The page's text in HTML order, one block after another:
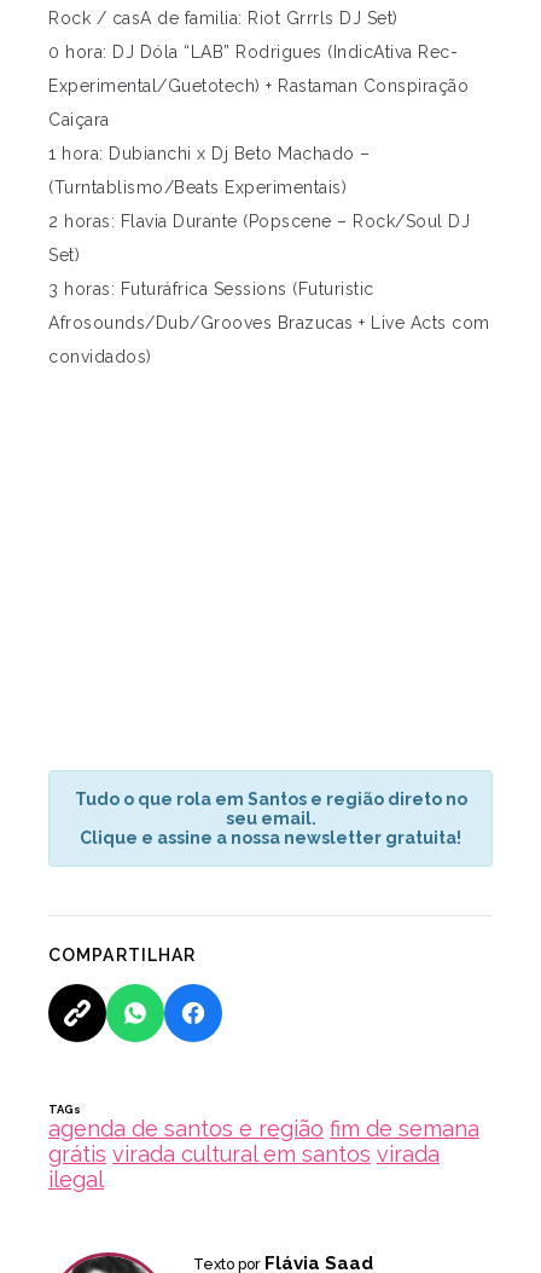
Rock / casA de familia: Riot Grrrls DJ Set)
0 hora: DJ Dóla “LAB” Rodrigues (IndicAtiva Rec-
Experimental/Guetotech) + Rastaman Conspiração
Caiçara
1 hora: Dubianchi x Dj Beto Machado –
(Turntablismo/Beats Experimentais)
2 horas: Flavia Durante (Popscene – Rock/Soul DJ
Set)
3 horas: Futuráfrica Sessions (Futuristic
Afrosounds/Dub/Grooves Brazucas + Live Acts com
convidados)
Tudo o que rola em Santos e região direto no
seu email.
Clique e assine a nossa newsletter gratuita!
COMPARTILHAR
TAGs
agenda de santos e região fim de semana
grátis virada cultural em santos virada
ilegal
Texto por Flávia Saad